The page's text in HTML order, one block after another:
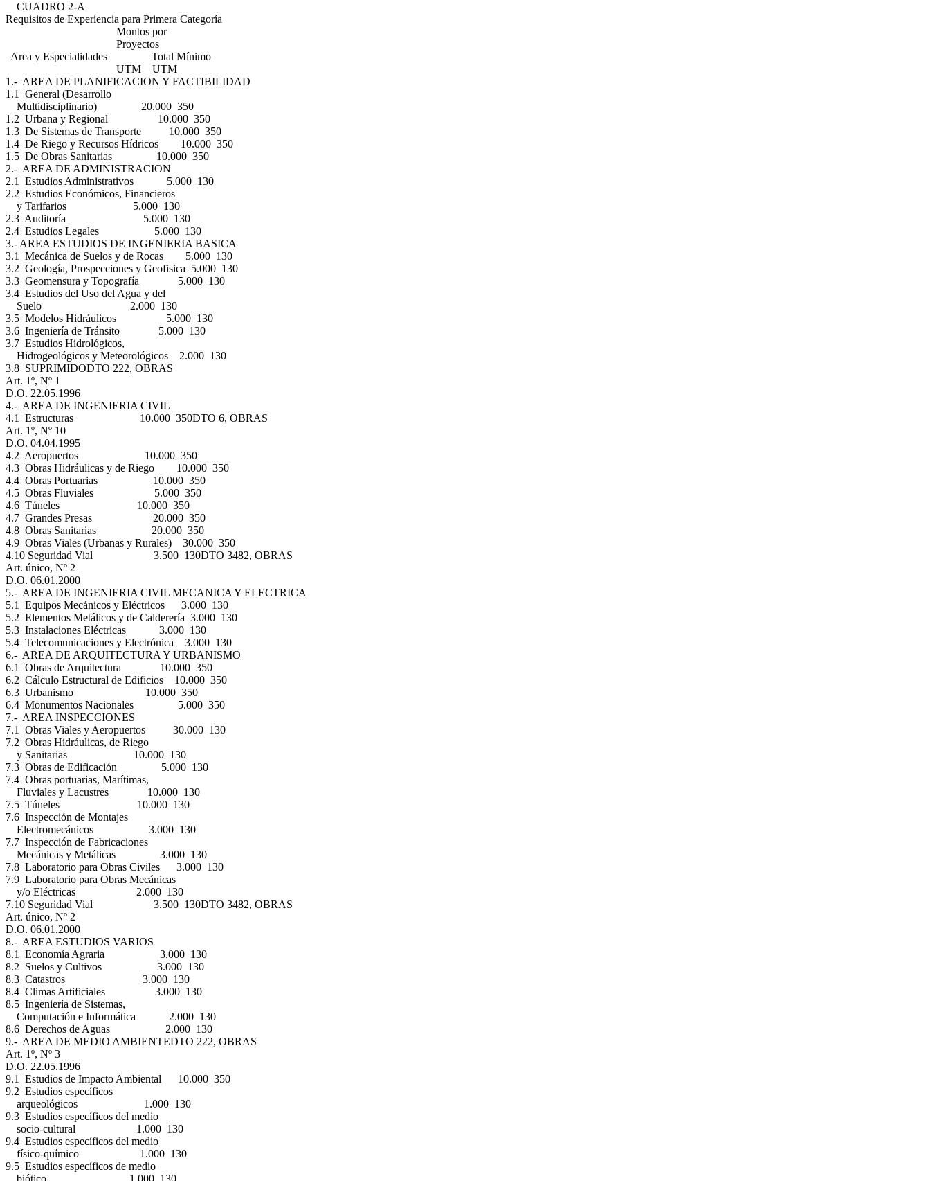
CUADRO 2-A
Requisitos de Experiencia para Primera Categoría
Montos por
Proyectos
Area y Especialidades Total Mínimo
UTM UTM
1.- AREA DE PLANIFICACION Y FACTIBILIDAD
1.1 General (Desarrollo
Multidisciplinario) 20.000 350
1.2 Urbana y Regional 10.000 350
1.3 De Sistemas de Transporte 10.000 350
1.4 De Riego y Recursos Hídricos 10.000 350
1.5 De Obras Sanitarias 10.000 350
2.- AREA DE ADMINISTRACION
2.1 Estudios Administrativos 5.000 130
2.2 Estudios Económicos, Financieros
y Tarifarios 5.000 130
2.3 Auditoría 5.000 130
2.4 Estudios Legales 5.000 130
3.- AREA ESTUDIOS DE INGENIERIA BASICA
3.1 Mecánica de Suelos y de Rocas 5.000 130
3.2 Geología, Prospecciones y Geofisica 5.000 130
3.3 Geomensura y Topografía 5.000 130
3.4 Estudios del Uso del Agua y del
Suelo 2.000 130
3.5 Modelos Hidráulicos 5.000 130
3.6 Ingeniería de Tránsito 5.000 130
3.7 Estudios Hidrológicos,
Hidrogeológicos y Meteorológicos 2.000 130
3.8 SUPRIMIDODTO 222, OBRAS
Art. 1º, Nº 1
D.O. 22.05.1996
4.- AREA DE INGENIERIA CIVIL
4.1 Estructuras 10.000 350DTO 6, OBRAS
Art. 1º, Nº 10
D.O. 04.04.1995
4.2 Aeropuertos 10.000 350
4.3 Obras Hidráulicas y de Riego 10.000 350
4.4 Obras Portuarias 10.000 350
4.5 Obras Fluviales 5.000 350
4.6 Túneles 10.000 350
4.7 Grandes Presas 20.000 350
4.8 Obras Sanitarias 20.000 350
4.9 Obras Viales (Urbanas y Rurales) 30.000 350
4.10 Seguridad Vial 3.500 130DTO 3482, OBRAS
Art. único, Nº 2
D.O. 06.01.2000
5.- AREA DE INGENIERIA CIVIL MECANICA Y ELECTRICA
5.1 Equipos Mecánicos y Eléctricos 3.000 130
5.2 Elementos Metálicos y de Calderería 3.000 130
5.3 Instalaciones Eléctricas 3.000 130
5.4 Telecomunicaciones y Electrónica 3.000 130
6.- AREA DE ARQUITECTURA Y URBANISMO
6.1 Obras de Arquitectura 10.000 350
6.2 Cálculo Estructural de Edificios 10.000 350
6.3 Urbanismo 10.000 350
6.4 Monumentos Nacionales 5.000 350
7.- AREA INSPECCIONES
7.1 Obras Viales y Aeropuertos 30.000 130
7.2 Obras Hidráulicas, de Riego
y Sanitarias 10.000 130
7.3 Obras de Edificación 5.000 130
7.4 Obras portuarias, Marítimas,
Fluviales y Lacustres 10.000 130
7.5 Túneles 10.000 130
7.6 Inspección de Montajes
Electromecánicos 3.000 130
7.7 Inspección de Fabricaciones
Mecánicas y Metálicas 3.000 130
7.8 Laboratorio para Obras Civiles 3.000 130
7.9 Laboratorio para Obras Mecánicas
y/o Eléctricas 2.000 130
7.10 Seguridad Vial 3.500 130DTO 3482, OBRAS
Art. único, Nº 2
D.O. 06.01.2000
8.- AREA ESTUDIOS VARIOS
8.1 Economía Agraria 3.000 130
8.2 Suelos y Cultivos 3.000 130
8.3 Catastros 3.000 130
8.4 Climas Artificiales 3.000 130
8.5 Ingeniería de Sistemas,
Computación e Informática 2.000 130
8.6 Derechos de Aguas 2.000 130
9.- AREA DE MEDIO AMBIENTEDTO 222, OBRAS
Art. 1º, Nº 3
D.O. 22.05.1996
9.1 Estudios de Impacto Ambiental 10.000 350
9.2 Estudios específicos
arqueológicos 1.000 130
9.3 Estudios específicos del medio
socio-cultural 1.000 130
9.4 Estudios específicos del medio
físico-químico 1.000 130
9.5 Estudios específicos de medio
biótico 1.000 130